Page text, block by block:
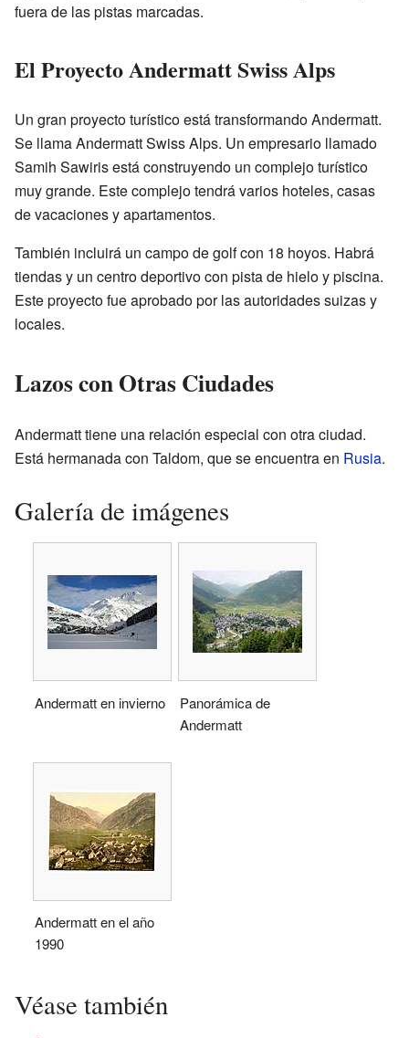
fuera de las pistas marcadas.
El Proyecto Andermatt Swiss Alps
Un gran proyecto turístico está transformando Andermatt.
Se llama Andermatt Swiss Alps. Un empresario llamado
Samih Sawiris está construyendo un complejo turístico
muy grande. Este complejo tendrá varios hoteles, casas
de vacaciones y apartamentos.
También incluirá un campo de golf con 18 hoyos. Habrá
tiendas y un centro deportivo con pista de hielo y piscina.
Este proyecto fue aprobado por las autoridades suizas y
locales.
Lazos con Otras Ciudades
Andermatt tiene una relación especial con otra ciudad.
Está hermanada con Taldom, que se encuentra en Rusia.
Galería de imágenes
Andermatt en invierno
Panorámica de
Andermatt
Andermatt en el año
1990
Véase también